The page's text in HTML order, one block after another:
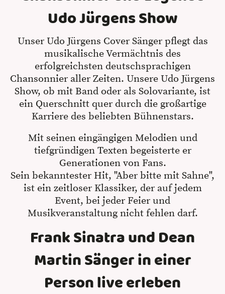
Udo Jürgens Show
Unser Udo Jürgens Cover Sänger pflegt das
musikalische Vermächtnis des
erfolgreichsten deutschsprachigen
Chansonnier aller Zeiten. Unsere Udo Jürgens
Show, ob mit Band oder als Solovariante, ist
ein Querschnitt quer durch die großartige
Karriere des beliebten Bühnenstars.
Mit seinen eingängigen Melodien und
tiefgründigen Texten begeisterte er
Generationen von Fans.
Sein bekanntester Hit, "Aber bitte mit Sahne",
ist ein zeitloser Klassiker, der auf jedem
Event, bei jeder Feier und
Musikveranstaltung nicht fehlen darf.
Frank Sinatra und Dean
Martin Sänger in einer
Person live erleben